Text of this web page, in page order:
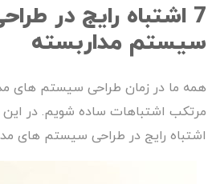
7 اشتباه رایج در
سیستم مداربسته
همه ما در زمان طراحی سیستم های
اشتباه رایج در طراحی سیستم های